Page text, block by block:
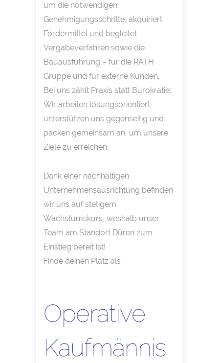
um die notwendigen
Genehmigungsschritte, akquiriert
Fördermittel und begleitet
Vergabeverfahren sowie die
Bauausführung – für die RATH
Gruppe und für externe Kunden.
Bei uns zählt Praxis statt Bürokratie:
Wir arbeiten lösungsorientiert,
unterstützen uns gegenseitig und
packen gemeinsam an, um unsere
Ziele zu erreichen.
Dank einer nachhaltigen
Unternehmensausrichtung befinden
wir uns auf stetigem
Wachstumskurs, weshalb unser
Team am Standort Düren zum
Einstieg bereit ist!
Finde deinen Platz als
Operative
Kaufmännis